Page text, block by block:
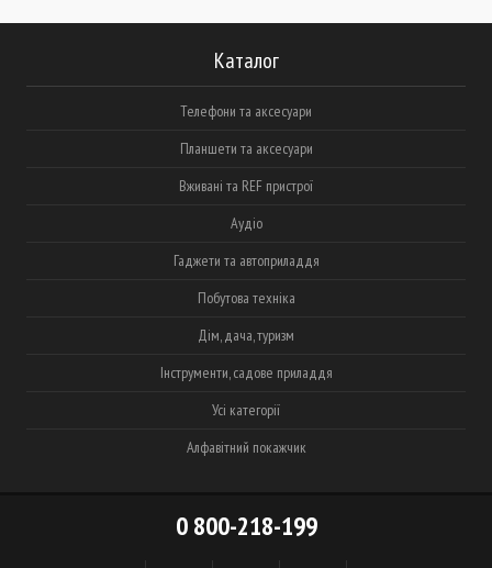
Каталог
Телефони та аксесуари
Планшети та аксесуари
Вживані та REF пристрої
Аудіо
Гаджети та автоприладдя
Побутова техніка
Дім, дача, туризм
Інструменти, садове приладдя
Усі категорії
Алфавітний покажчик
0 800-218-199